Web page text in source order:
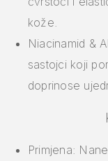
kože.
Niacinamid &
sastojci koji
doprinose
Primjena: